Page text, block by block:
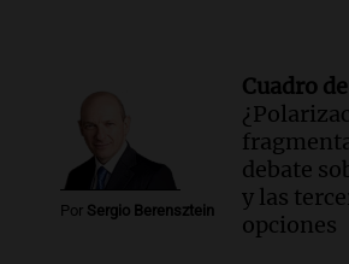
Por Sergio Berensztein
Cuadro
debate
y las
opciones